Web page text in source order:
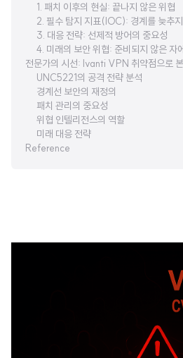
1. 패치 이후의 현실: 끝나지 않은 위협
2. 필수 탐지 지표(IOC): 경계를 늦추
3. 대응 전략: 선제적 방어의 중요성
4. 미래의 보안 위협: 준비되지 않은 자
전문가의 시선: Ivanti VPN 취약점으로
UNC5221의 공격 전략 분석
경계선 보안의 재정의
패치 관리의 중요성
위협 인텔리전스의 역할
미래 대응 전략
Reference